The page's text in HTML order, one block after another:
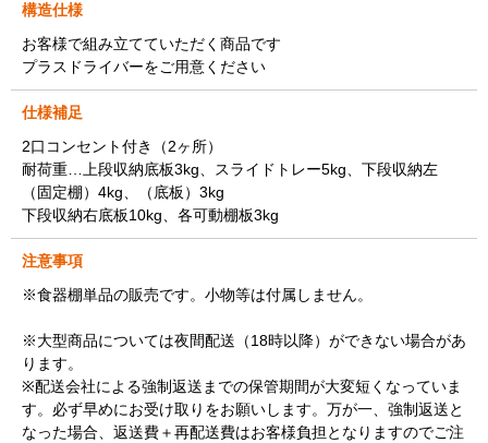
構造仕様
お客様で組み立てていただく商品です
プラスドライバーをご用意ください
仕様補足
2口コンセント付き（2ヶ所）
耐荷重…上段収納底板3kg、スライドトレー5kg、下段収納左
（固定棚）4kg、（底板）3kg
下段収納右底板10kg、各可動棚板3kg
注意事項
※食器棚単品の販売です。小物等は付属しません。
※大型商品については夜間配送（18時以降）ができない場合があ
ります。
※配送会社による強制返送までの保管期間が大変短くなっていま
す。必ず早めにお受け取りをお願いします。万が一、強制返送と
なった場合、返送費＋再配送費はお客様負担となりますのでご注